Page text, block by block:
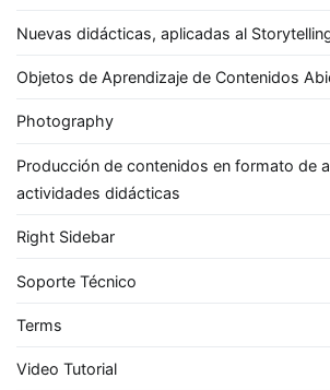
Nuevas didácticas, aplicadas al
Objetos de Aprendizaje de Contenidos
Photography
Producción de contenidos en formato de
actividades didácticas
Right Sidebar
Soporte Técnico
Terms
Video Tutorial